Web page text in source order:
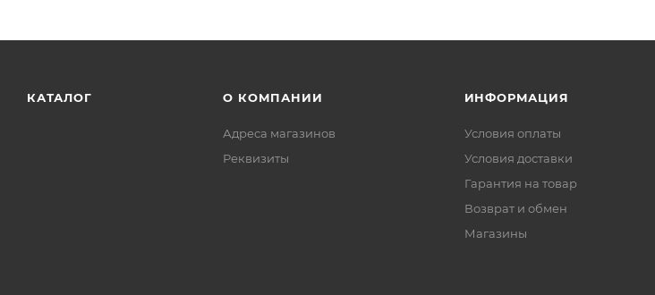
КАТАЛОГ О КОМПАНИИ
Адреса магазинов
Реквизиты
ИНФОРМАЦИЯ
Условия оплаты
Условия доставки
Гарантия на товар
Возврат и обмен
Магазины